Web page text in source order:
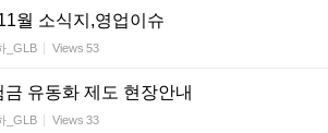
월 소식지,영업이슈
_GLB Views 53
유동화 제도 현장안내
_GLB Views 33